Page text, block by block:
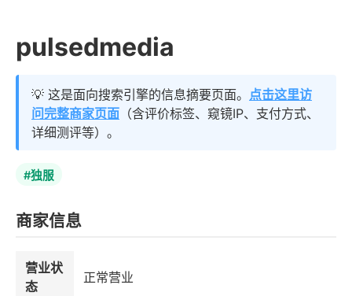
pulsedmedia
💡 这是面向搜索引擎的信息摘要页面。 点击这里访
问完整商家页面 （含评价标签、窥镜IP、支付方式、
详细测评等）。
#独服
商家信息
营业状
态
正常营业